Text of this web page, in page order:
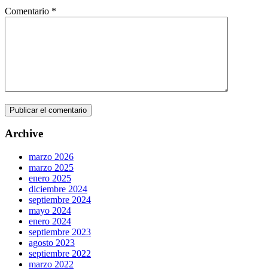
Comentario *
Archive
marzo 2026
marzo 2025
enero 2025
diciembre 2024
septiembre 2024
mayo 2024
enero 2024
septiembre 2023
agosto 2023
septiembre 2022
marzo 2022